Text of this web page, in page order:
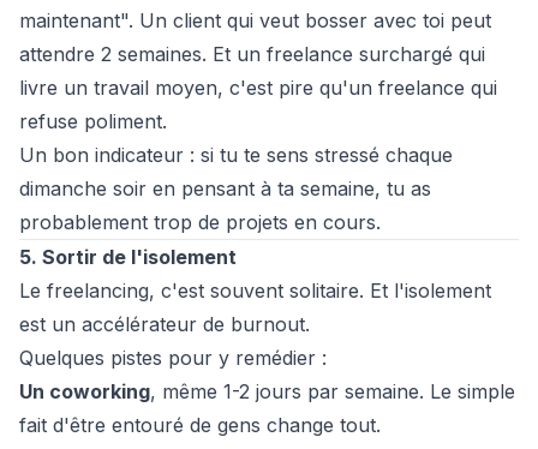
maintenant". Un client qui veut bosser avec toi peut
attendre 2 semaines. Et un freelance surchargé qui
livre un travail moyen, c'est pire qu'un freelance qui
refuse poliment.
Un bon indicateur : si tu te sens stressé chaque
dimanche soir en pensant à ta semaine, tu as
probablement trop de projets en cours.
5. Sortir de l'isolement
Le freelancing, c'est souvent solitaire. Et l'isolement
est un accélérateur de burnout.
Quelques pistes pour y remédier :
Un coworking, même 1-2 jours par semaine. Le simple
fait d'être entouré de gens change tout.